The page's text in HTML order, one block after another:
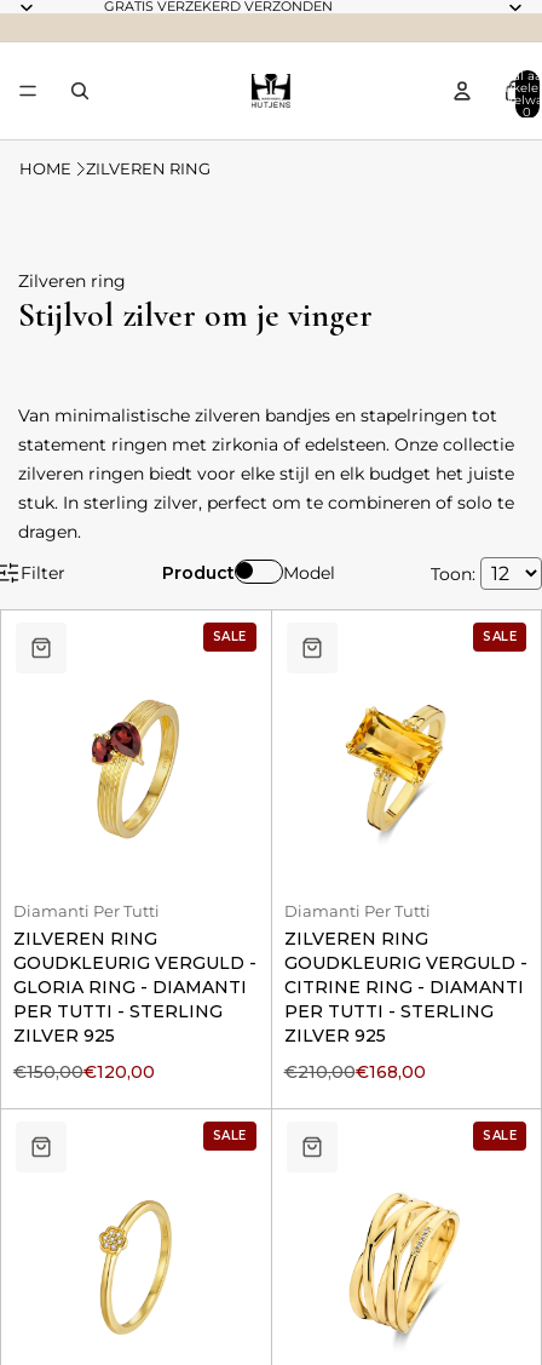
GRATIS VERZEKERD VERZONDEN
Totaal
0
HOME ZILVEREN RING
Zilveren ring
Stijlvol zilver om je vinger
Van minimalistische zilveren bandjes en stapelringen tot
statement ringen met zirkonia of edelsteen. Onze collectie
zilveren ringen biedt voor elke stijl en elk budget het juiste
stuk. In sterling zilver, perfect om te combineren of solo te
dragen.
Filter
Product Model Toon:
SALE
Diamanti Per Tutti
ZILVEREN RING
GOUDKLEURIG VERGULD -
GLORIA RING - DIAMANTI
PER TUTTI - STERLING
ZILVER 925
€120,00
€150,00
SALE
Diamanti Per Tutti
ZILVEREN RING
GOUDKLEURIG VERGULD -
CITRINE RING - DIAMANTI
PER TUTTI - STERLING
ZILVER 925
€168,00
€210,00
SALE SALE